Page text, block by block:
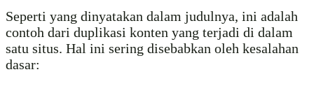
Seperti yang dinyatakan dalam judulnya, ini adalah
contoh dari duplikasi konten yang terjadi di dalam
satu situs. Hal ini sering disebabkan oleh kesalahan
dasar: